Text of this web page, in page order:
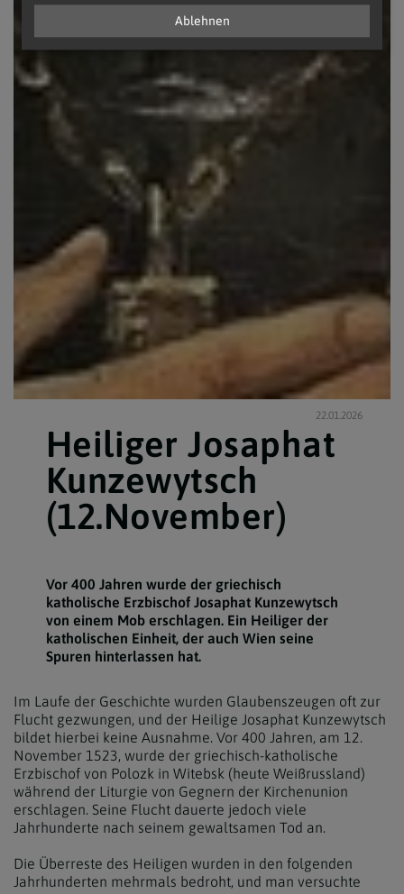
22.01.2026
Heiliger Josaphat
Kunzewytsch
(12.November)
Vor 400 Jahren wurde der griechisch
katholische Erzbischof Josaphat Kunzewytsch
von einem Mob erschlagen. Ein Heiliger der
katholischen Einheit, der auch Wien seine
Spuren hinterlassen hat.
Im Laufe der Geschichte wurden Glaubenszeugen oft zur
Flucht gezwungen, und der Heilige Josaphat Kunzewytsch
bildet hierbei keine Ausnahme. Vor 400 Jahren, am 12.
November 1523, wurde der griechisch-katholische
Erzbischof von Polozk in Witebsk (heute Weißrussland)
während der Liturgie von Gegnern der Kirchenunion
erschlagen. Seine Flucht dauerte jedoch viele
Jahrhunderte nach seinem gewaltsamen Tod an.
Die Überreste des Heiligen wurden in den folgenden
Jahrhunderten mehrmals bedroht, und man versuchte
Ablehnen